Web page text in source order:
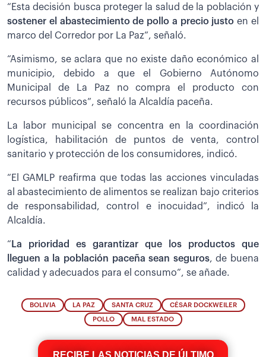
“Esta decisión busca proteger la salud de la población y
sostener el abastecimiento de pollo a precio justo en el
marco del Corredor por La Paz”, señaló.
“Asimismo, se aclara que no existe daño económico al
municipio, debido a que el Gobierno Autónomo
Municipal de La Paz no compra el producto con
recursos públicos”, señaló la Alcaldía paceña.
La labor municipal se concentra en la coordinación
logística, habilitación de puntos de venta, control
sanitario y protección de los consumidores, indicó.
“El GAMLP reafirma que todas las acciones vinculadas
al abastecimiento de alimentos se realizan bajo criterios
de responsabilidad, control e inocuidad”, indicó la
Alcaldía.
“ La prioridad es garantizar que los productos que
lleguen a la población paceña sean seguros, de buena
calidad y adecuados para el consumo”, se añade.
BOLIVIA LA PAZ SANTA CRUZ CÉSAR DOCKWEILER
POLLO MAL ESTADO